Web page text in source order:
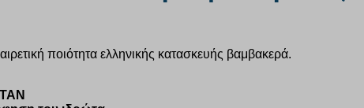
ποιότητα ελληνικής κατασκευής βαμβακερά.